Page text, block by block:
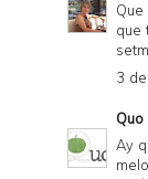
que
3
Quo
Ay